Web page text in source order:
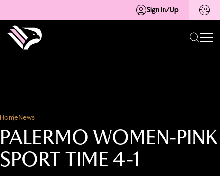
Sign In/Up
HomeNews
PALERMO WOMEN-PINK
SPORT TIME 4-1